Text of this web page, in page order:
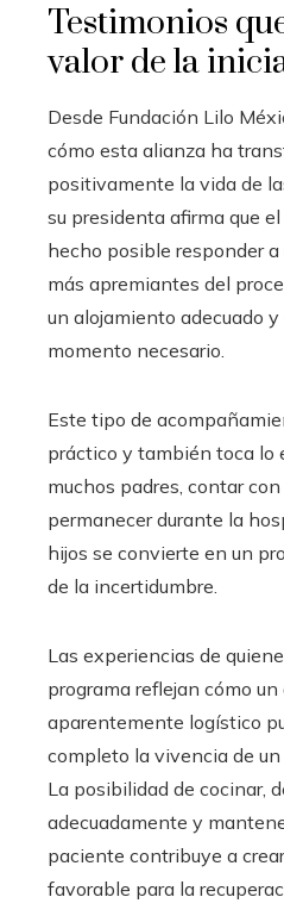
Testimonios
valor de la
Desde Fundación Lilo
cómo esta alianza ha
positivamente la vida de
su presidenta afirma que
hecho posible responder
más apremiantes del
un alojamiento adecuado
momento necesario.
Este tipo de
práctico y también toca lo
muchos padres, contar
permanecer durante la
hijos se convierte en un
de la incertidumbre.
Las experiencias de
programa reflejan cómo
aparentemente logístico
completo la vivencia de
La posibilidad de cocinar,
adecuadamente y
paciente contribuye a
favorable para la